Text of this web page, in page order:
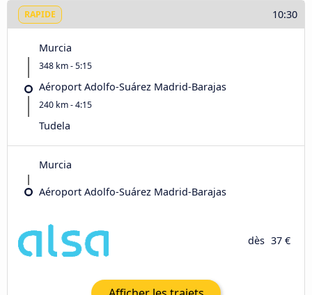
RAPIDE 10:30
Murcia
348 km - 5:15
Aéroport Adolfo-Suárez Madrid-Barajas
240 km - 4:15
Tudela
Murcia
Aéroport Adolfo-Suárez Madrid-Barajas
dès 37 €